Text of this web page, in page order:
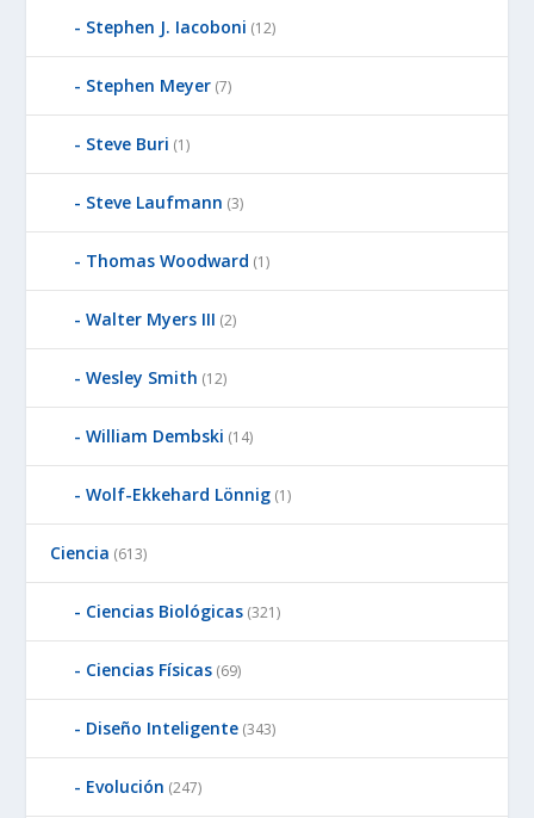
Stephen J. Iacoboni (12)
Stephen Meyer (7)
Steve Buri (1)
Steve Laufmann (3)
Thomas Woodward (1)
Walter Myers III (2)
Wesley Smith (12)
William Dembski (14)
Wolf-Ekkehard Lönnig (1)
Ciencia (613)
Ciencias Biológicas (321)
Ciencias Físicas (69)
Diseño Inteligente (343)
Evolución (247)